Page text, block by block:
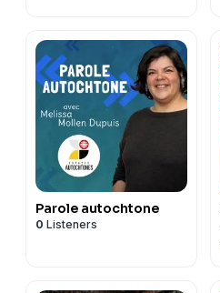
Parole autochtone
0 Listeners